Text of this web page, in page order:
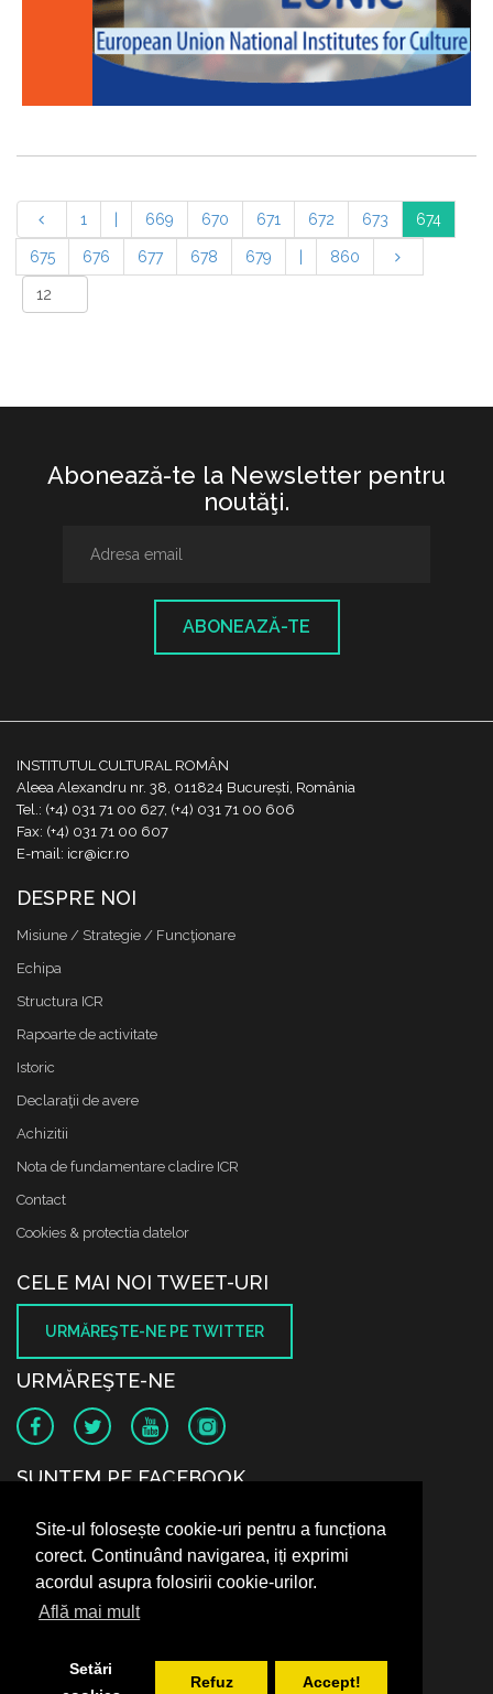
Site-ul folosește cookie-uri pentru a funcționa
corect. Continuând navigarea, iți exprimi
acordul asupra folosirii cookie-urilor.
Află mai mult
Setări
Refuz Accept!
1 669 670 671 672 673 674
675 676 677 678 679 860
Abonează-te la Newsletter pentru
noutăţi.
ABONEAZĂ-TE
INSTITUTUL CULTURAL ROMÂN
Aleea Alexandru nr. 38, 011824 București, România
Tel.: (+4) 031 71 00 627, (+4) 031 71 00 606
Fax: (+4) 031 71 00 607
E-mail: icr@icr.ro
DESPRE NOI
Misiune / Strategie / Funcţionare
Echipa
Structura ICR
Rapoarte de activitate
Istoric
Declaraţii de avere
Achizitii
Nota de fundamentare cladire ICR
Contact
Cookies & protectia datelor
CELE MAI NOI TWEET-URI
URMĂREŞTE-NE PE TWITTER
URMĂREŞTE-NE
SUNTEM PE FACEBOOK